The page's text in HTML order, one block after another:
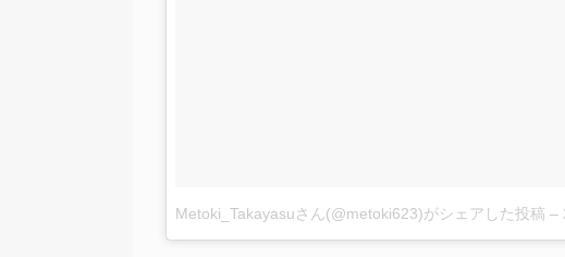
Metoki_Takayasuさん(@metoki623)がシェアした投稿 –